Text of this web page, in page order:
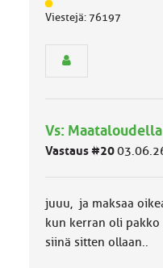
J
ä
m
ä
k
k
a
Viestejä: 76197
Vs:
Vastaus #20
juuu, ja maksaa
kun kerran oli
siinä sitten ollaan..